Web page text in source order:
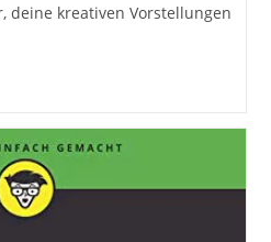
deine kreativen Vorstellungen